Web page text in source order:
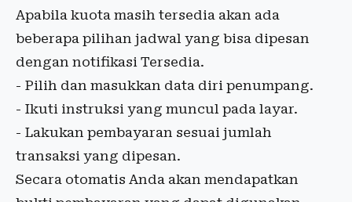
Apabila kuota masih tersedia akan ada
beberapa pilihan jadwal yang bisa dipesan
dengan notifikasi Tersedia.
- Pilih dan masukkan data diri penumpang.
- Ikuti instruksi yang muncul pada layar.
- Lakukan pembayaran sesuai jumlah
transaksi yang dipesan.
Secara otomatis Anda akan mendapatkan